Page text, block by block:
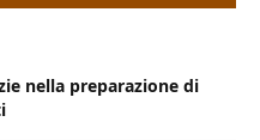
nella preparazione di